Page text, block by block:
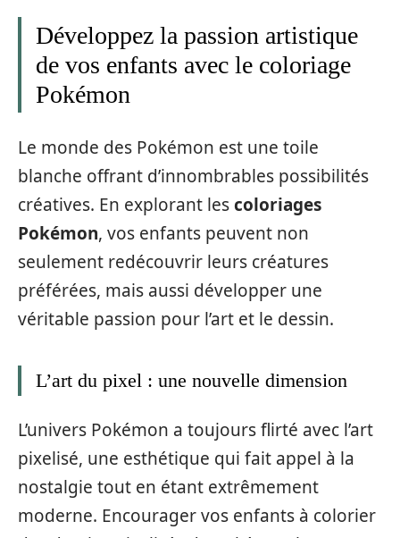
Développez la passion artistique
de vos enfants avec le coloriage
Pokémon
Le monde des Pokémon est une toile
blanche offrant d’innombrables possibilités
créatives. En explorant lescoloriages
Pokémon, vos enfants peuvent non
seulement redécouvrir leurs créatures
préférées, mais aussi développer une
véritable passion pour l’art et le dessin.
L’art du pixel : une nouvelle dimension
L’univers Pokémon a toujours flirté avec l’art
pixelisé, une esthétique qui fait appel à la
nostalgie tout en étant extrêmement
moderne. Encourager vos enfants à colorier